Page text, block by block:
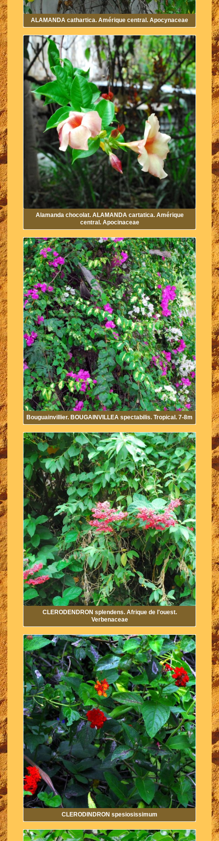
ALAMANDA cathartica. Amérique central. Apocynaceae
Alamanda chocolat. ALAMANDA cartatica. Amérique
central. Apocinaceae
Bouguainvillier. BOUGAINVILLEA spectabilis. Tropical. 7-8m
CLERODENDRON splendens. Afrique de l'ouest.
Verbenaceae
CLERODINDRON spesiosissimum